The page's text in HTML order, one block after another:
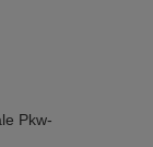
Pkw-